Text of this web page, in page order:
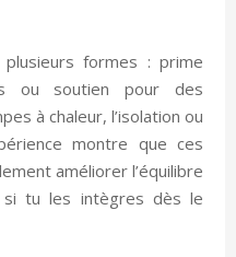
formes : prime
ou soutien pour des
à chaleur, l’isolation ou
montre que ces
améliorer l’équilibre
tu les intègres dès le